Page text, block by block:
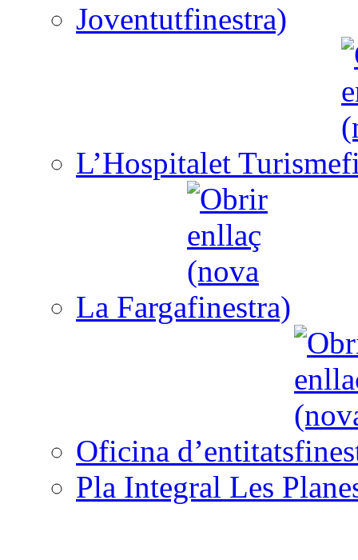
Joventut
L’Hospitalet Turisme
La Farga
Oficina d’entitats
Pla Integral Les